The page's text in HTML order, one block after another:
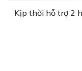
Kịp thời hỗ trợ 2